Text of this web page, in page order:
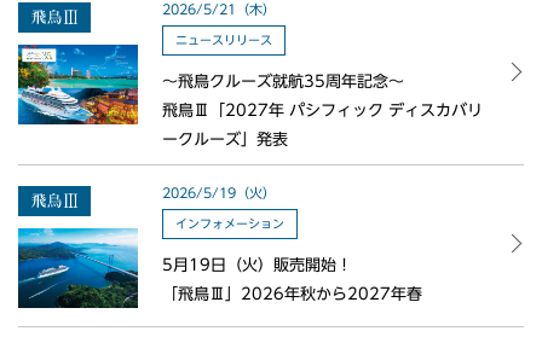
2026/5/21（木）
ニュースリリース
〜飛鳥クルーズ就航35周年記念〜
飛鳥Ⅲ「2027年 パシフィック ディスカバリ
ークルーズ」発表
2026/5/19（火）
インフォメーション
5月19日（火）販売開始！
「飛鳥Ⅲ」2026年秋から2027年春